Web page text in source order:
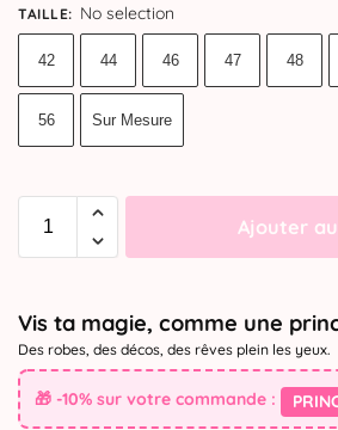
TAILLE: No selection
42 44 46 47 48
56 Sur Mesure
Ajouter
Vis ta magie, comme une
Des robes, des décos, des rêves plein les yeux.
🎁 -10% sur votre commande :